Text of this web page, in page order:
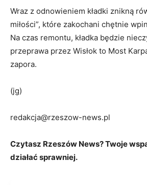
Wraz z odnowieniem kładki znikną
miłości”, które zakochani chętnie
Na czas remontu, kładka będzie
przeprawa przez Wisłok to Most
zapora.
(jg)
redakcja@rzeszow-news.pl
Czytasz Rzeszów News? Twoje
działać sprawniej.